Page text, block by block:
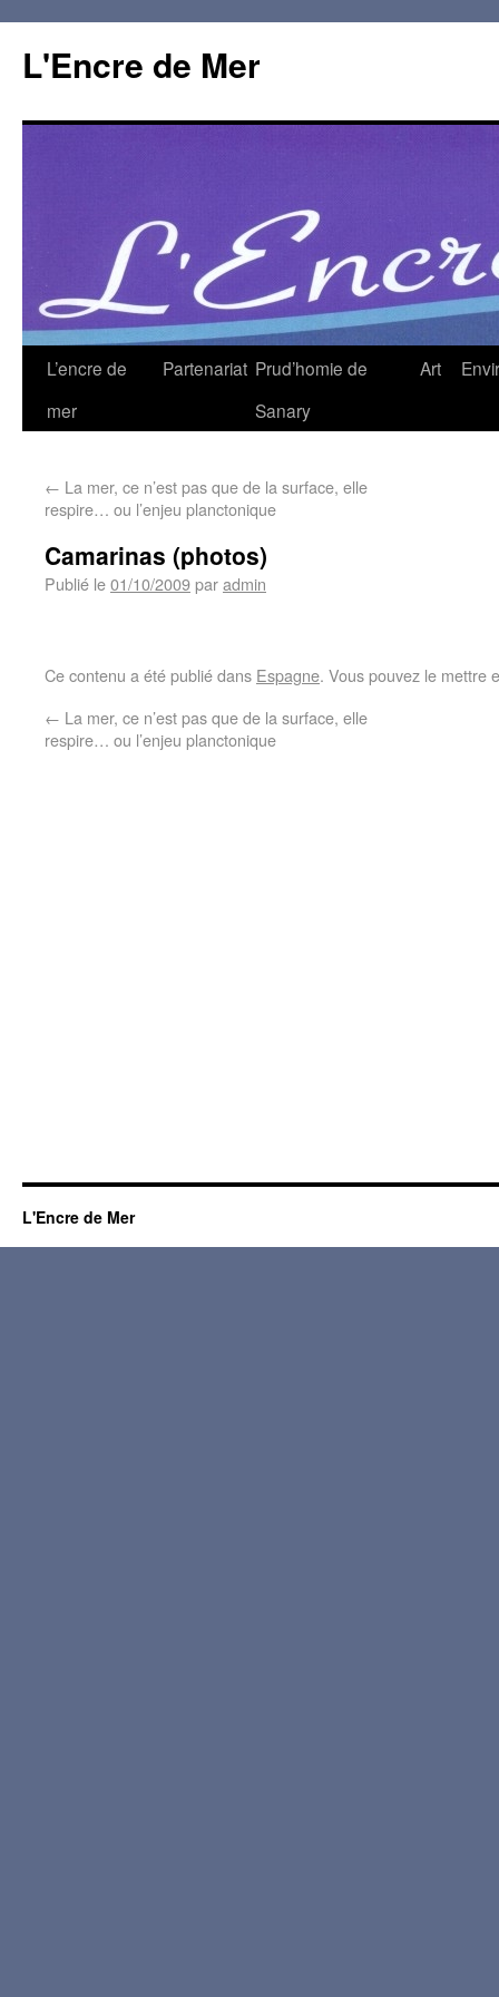
L'Encre de Mer
L’encre de
mer
Partenariat Prud’homie de
Sanary
Art
← La mer, ce n’est pas que de la surface, elle
respire… ou l’enjeu planctonique
Camarinas (photos)
Publié le01/10/2009paradmin
Ce contenu a été publié dans Espagne. Vous pouvez le mettre
← La mer, ce n’est pas que de la surface, elle
respire… ou l’enjeu planctonique
L'Encre de Mer